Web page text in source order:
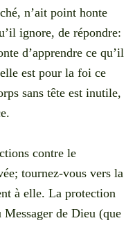
n’ait point honte
ignore, de répondre:
d’apprendre ce qu’il
est pour la foi ce
sans tête est inutile,
contre le
tournez-vous vers la
à elle. La protection
Messager de Dieu (que